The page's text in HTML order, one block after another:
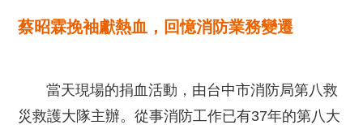
蔡昭霖挽袖獻熱血，回憶消防業務變遷
當天現場的捐血活動，由台中市消防局第八救
災救護大隊主辦。從事消防工作已有37年的第八大